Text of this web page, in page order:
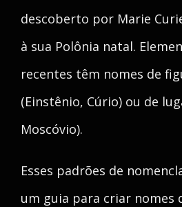
descoberto por Marie
à sua Polônia natal.
recentes têm nomes de
(Einstênio, Cúrio) ou de
Moscóvio).
Esses padrões de
um guia para criar nomes